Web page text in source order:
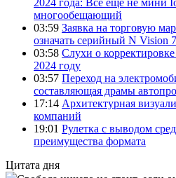
многообещающий
03:59 Заявка на торговую
означать серийный N Vision
03:58 Слухи о
2024 году
03:57 Переход на
составляющая драмы
17:14 Архитектурная
компаний
19:01 Рулетка с выводом
преимущества формата
Цитата дня